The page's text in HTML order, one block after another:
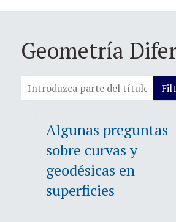
Geometría
Introduzca parte del título
Algunas preguntas
sobre curvas y
geodésicas en
superficies